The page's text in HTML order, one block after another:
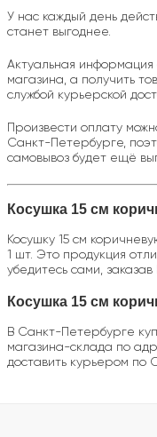
У нас каждый день
станет выгоднее.
Актуальная информация
магазина, а получить
службой курьерской
Произвести оплату
Санкт-Петербурге,
самовывоз будет ещё
Косушка 15 см
Косушку 15 см
1 шт. Это продукция
убедитесь сами,
Косушка 15 см
В Санкт-Петербурге
магазина-склада по
доставить курьером по